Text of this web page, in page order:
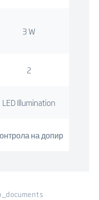
3 W
2
LED Illumination
на допир